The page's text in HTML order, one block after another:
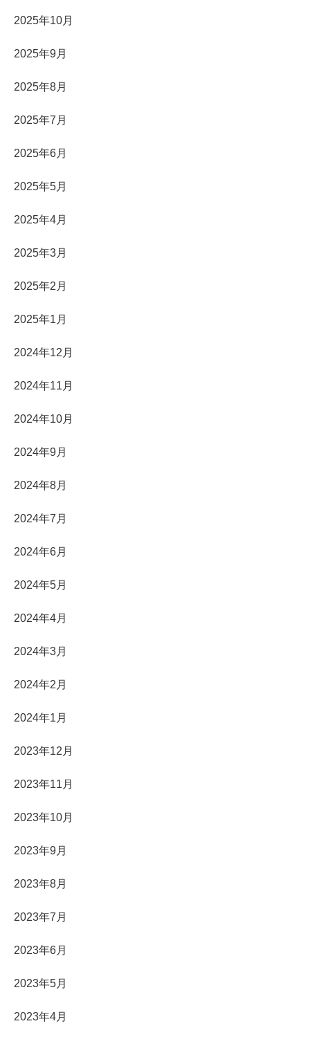
2025年10月
2025年9月
2025年8月
2025年7月
2025年6月
2025年5月
2025年4月
2025年3月
2025年2月
2025年1月
2024年12月
2024年11月
2024年10月
2024年9月
2024年8月
2024年7月
2024年6月
2024年5月
2024年4月
2024年3月
2024年2月
2024年1月
2023年12月
2023年11月
2023年10月
2023年9月
2023年8月
2023年7月
2023年6月
2023年5月
2023年4月